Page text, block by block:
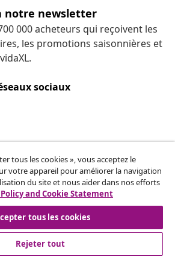
notre newsletter
000 acheteurs qui reçoivent les
les promotions saisonnières et
sociaux
fr.vidaxl.ca est une boutique en ligne de
tous les cookies », vous acceptez le
votre appareil pour améliorer la navigation
du site et nous aider dans nos efforts
and Cookie Statement
tous les cookies
Rejeter tout